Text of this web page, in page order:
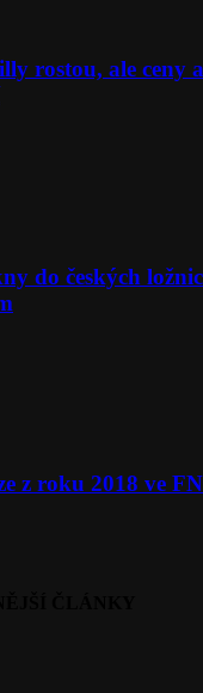
rostou, ale ceny
do českých
z roku 2018 ve